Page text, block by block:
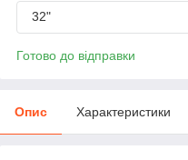
32"
Готово до відправки
Опис Характеристики